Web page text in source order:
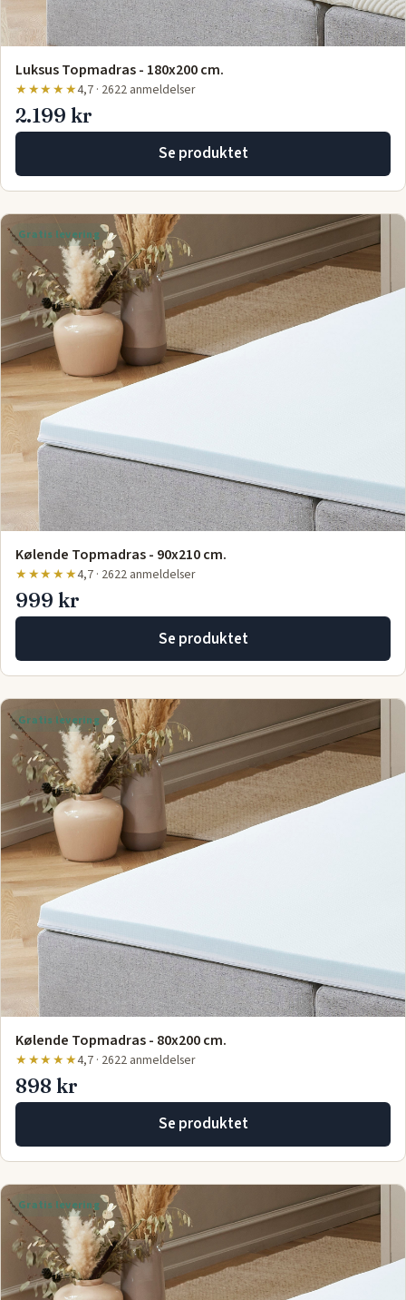
Luksus Topmadras - 180x200 cm.
★★★★★4,7 · 2622 anmeldelser
2.199 kr
Se produktet
Gratis levering
Kølende Topmadras - 90x210 cm.
★★★★★4,7 · 2622 anmeldelser
999 kr
Se produktet
Gratis levering
Kølende Topmadras - 80x200 cm.
★★★★★4,7 · 2622 anmeldelser
898 kr
Se produktet
Gratis levering